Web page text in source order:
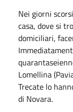
Nei giorni
casa, dove si
domiciliari,
Lomellina
Trecate lo
di Novara.